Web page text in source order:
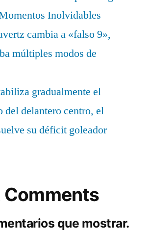
Inolvidables
cambia a «falso 9»,
múltiples modos de
gradualmente el
del delantero centro, el
su déficit goleador
Comments
que mostrar.